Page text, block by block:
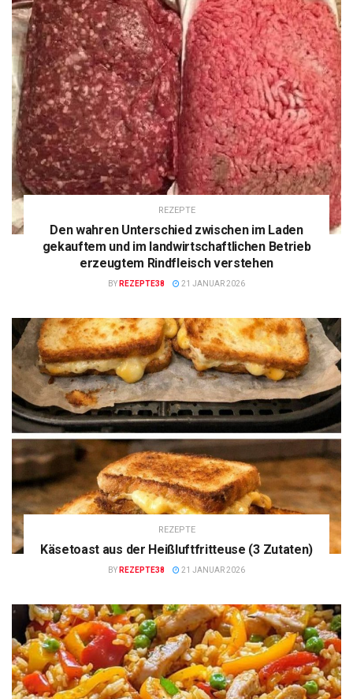
REZEPTE
Den wahren Unterschied zwischen im Laden
gekauftem und im landwirtschaftlichen Betrieb
erzeugtem Rindfleisch verstehen
BY REZEPTE38 21 JANUAR 2026
REZEPTE
Käsetoast aus der Heißluftfritteuse (3 Zutaten)
BY REZEPTE38 21 JANUAR 2026